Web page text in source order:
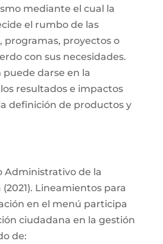
mediante el cual la
el rumbo de las
programas, proyectos o
con sus necesidades.
darse en la
resultados e impactos
definición de productos y
Administrativo de la
Lineamientos para
en el menú participa
ciudadana en la gestión
de: